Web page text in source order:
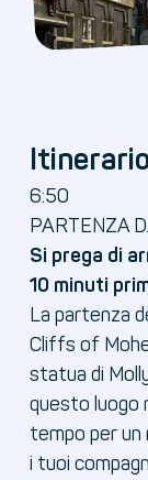
6:50
PARTENZA
Si prega di
10 minuti
La partenza
Cliffs of
statua di
questo luogo
tempo per un
i tuoi